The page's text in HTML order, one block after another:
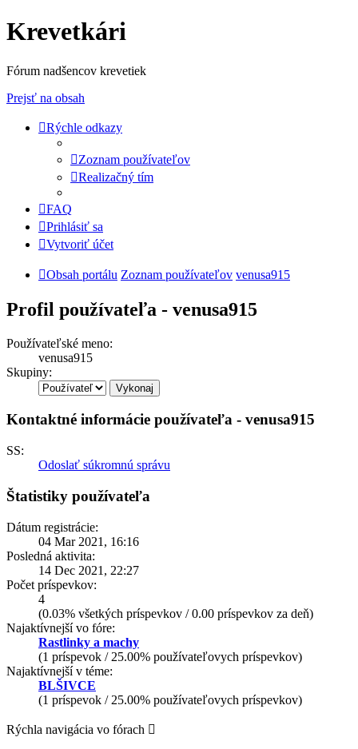
Krevetkári
Fórum nadšencov krevetiek
Prejsť na obsah
Rýchle odkazy
Zoznam používateľov
Realizačný tím
FAQ
Prihlásiť sa
Vytvoriť účet
Obsah portálu Zoznam používateľov venusa915
Profil používateľa - venusa915
Používateľské meno:
venusa915
Skupiny:
Kontaktné informácie používateľa - venusa915
SS:
Odoslať súkromnú správu
Štatistiky používateľa
Dátum registrácie:
04 Mar 2021, 16:16
Posledná aktivita:
14 Dec 2021, 22:27
Počet príspevkov:
4
(0.03% všetkých príspevkov / 0.00 príspevkov za deň)
Najaktívnejší vo fóre:
Rastlinky a machy
(1 príspevok / 25.00% používateľovych príspevkov)
Najaktívnejší v téme:
BLŠIVCE
(1 príspevok / 25.00% používateľovych príspevkov)
Rýchla navigácia vo fórach